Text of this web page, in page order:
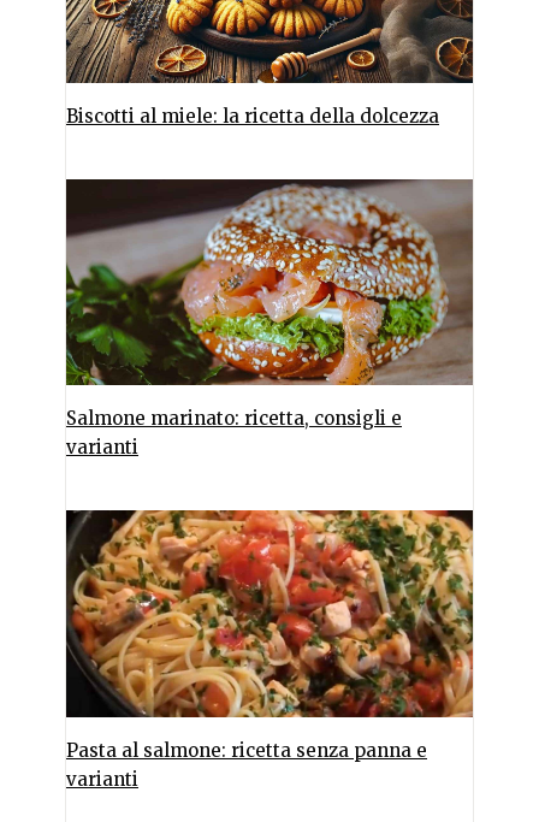
Biscotti al miele: la ricetta della dolcezza
Salmone marinato: ricetta, consigli e
varianti
Pasta al salmone: ricetta senza panna e
varianti